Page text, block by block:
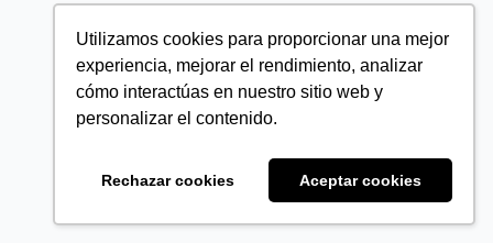
Utilizamos cookies para proporcionar una mejor
experiencia, mejorar el rendimiento, analizar
cómo interactúas en nuestro sitio web y
personalizar el contenido.
Rechazar cookies Aceptar cookies